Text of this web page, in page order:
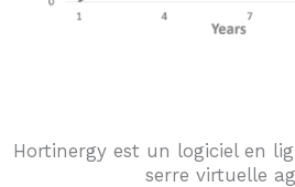
Hortinergy est un logiciel en
serre virtuelle